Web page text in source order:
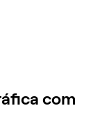
com